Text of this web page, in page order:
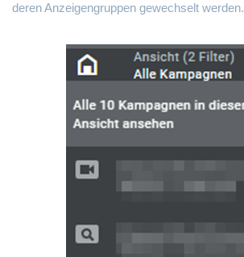
deren Anzeigengruppen gewechselt werden.